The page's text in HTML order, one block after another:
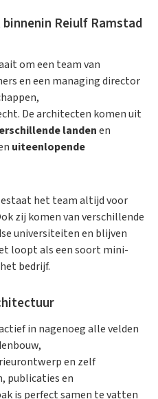
Reiulf Ramstad
om een team van
en een managing director
De architecten komen uit
landenen
uiteenlopende
het team altijd voor
zij komen van verschillende
universiteiten en blijven
loopt als een soort mini-
bedrijf.
in nagenoeg alle velden
en zelf
publicaties en
is perfect samen te vatten